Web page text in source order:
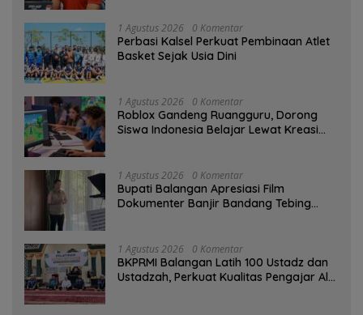
1 Agustus 2026 0 Komentar
Perbasi Kalsel Perkuat Pembinaan Atlet
Basket Sejak Usia Dini
1 Agustus 2026 0 Komentar
Roblox Gandeng Ruangguru, Dorong
Siswa Indonesia Belajar Lewat Kreasi
1 Agustus 2026 0 Komentar
Bupati Balangan Apresiasi Film
Dokumenter Banjir Bandang Tebing
1 Agustus 2026 0 Komentar
BKPRMI Balangan Latih 100 Ustadz dan
Ustadzah, Perkuat Kualitas Pengajar Al-